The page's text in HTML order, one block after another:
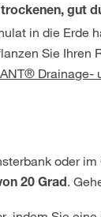
gut
in die Erde
Sie Ihren
Drainage-
oder
20 Grad.